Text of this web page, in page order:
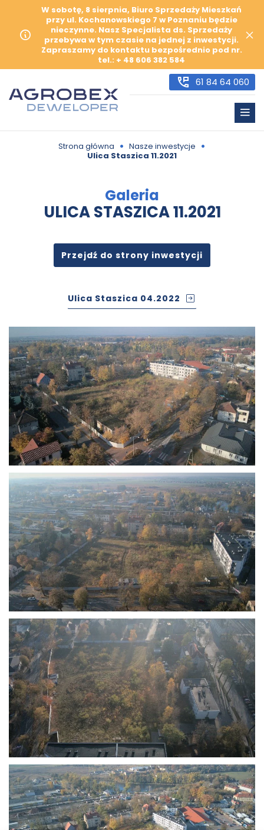
W sobotę, 8 sierpnia, Biuro Sprzedaży Mieszkań
przy ul. Kochanowskiego 7 w Poznaniu będzie
nieczynne. Nasz Specjalista ds. Sprzedaży
przebywa w tym czasie na jednej z inwestycji.
Zapraszamy do kontaktu bezpośrednio pod nr.
tel.: + 48 606 382 584
61 84 64 060
Strona główna • Nasze inwestycje •
Ulica Staszica 11.2021
Galeria
ULICA STASZICA 11.2021
Przejdź do strony inwestycji
Ulica Staszica 04.2022